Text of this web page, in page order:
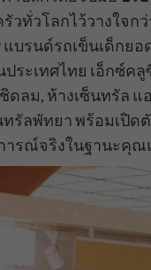
วโลกไว้วางใจกว่
แบรนด์รถเข็นเด็กย
ระเทศไทย เอ็กซ์ค
ลม, ห้างเซ็นทรัล แ
รัลพัทยา พร้อมเปิด
การณ์จริงในฐานะ